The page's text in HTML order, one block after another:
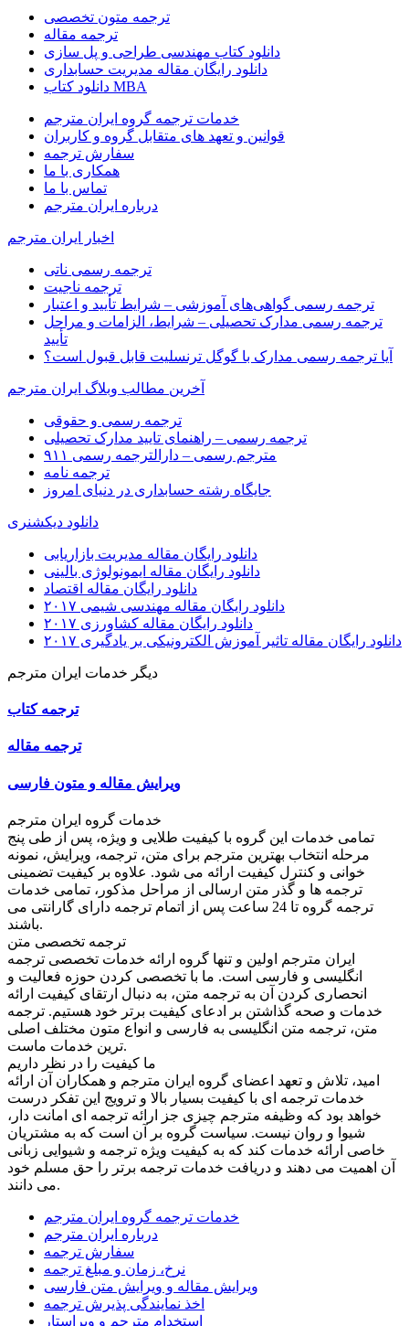
ترجمه متون تخصصی
ترجمه مقاله
دانلود کتاب مهندسی طراحی و پل سازی
دانلود رایگان مقاله مدیریت حسابداری
دانلود کتاب MBA
خدمات ترجمه گروه ایران مترجم
قوانین و تعهد های متقابل گروه و کاربران
سفارش ترجمه
همکاری با ما
تماس با ما
درباره ایران مترجم
اخبار ایران مترجم
ترجمه رسمی ناتی
ترجمه ناجیت
ترجمه رسمی گواهی‌های آموزشی – شرایط تأیید و اعتبار
ترجمه رسمی مدارک تحصیلی – شرایط، الزامات و مراحل
تأیید
آیا ترجمه رسمی مدارک با گوگل ترنسلیت قابل قبول است؟
آخرین مطالب وبلاگ ایران مترجم
ترجمه رسمی و حقوقی
ترجمه رسمی – راهنمای تایید مدارک تحصیلی
مترجم رسمی – دارالترجمه رسمی ۹۱۱
ترجمه نامه
جایگاه رشته حسابداری در دنیای امروز
دانلود دیکشنری
دانلود رایگان مقاله مدیریت بازاریابی
دانلود رایگان مقاله ایمونولوژی بالینی
دانلود رایگان مقاله اقتصاد
دانلود رایگان مقاله مهندسی شیمی ۲۰۱۷
دانلود رایگان مقاله کشاورزی ۲۰۱۷
دانلود رایگان مقاله تاثیر آموزش الکترونیکی بر یادگیری ۲۰۱۷
دیگر خدمات ایران مترجم
ترجمه کتاب
ترجمه مقاله
ویرایش مقاله و متون فارسی
خدمات گروه ایران مترجم
تمامی خدمات این گروه با کیفیت طلایی و ویژه، پس از طی پنج
مرحله انتخاب بهترین مترجم برای متن، ترجمه، ویرایش، نمونه
خوانی و کنترل کیفیت ارائه می شود. علاوه بر کیفیت تضمینی
ترجمه ها و گذر متن ارسالی از مراحل مذکور، تمامی خدمات
ترجمه گروه تا 24 ساعت پس از اتمام ترجمه دارای گارانتی می
باشند.
ترجمه تخصصی متن
ایران مترجم اولین و تنها گروه ارائه خدمات تخصصی ترجمه
انگلیسی و فارسی است. ما با تخصصی کردن حوزه فعالیت و
انحصاری کردن آن به ترجمه متن، به دنبال ارتقای کیفیت ارائه
خدمات و صحه گذاشتن بر ادعای کیفیت برتر خود هستیم. ترجمه
متن، ترجمه متن انگلیسی به فارسی و انواع متون مختلف اصلی
ترین خدمات ماست.
ما کیفیت را در نظر داریم
امید، تلاش و تعهد اعضای گروه ایران مترجم و همکاران آن ارائه
خدمات ترجمه ای با کیفیت بسیار بالا و ترویج این تفکر درست
خواهد بود که وظیفه مترجم چیزی جز ارائه ترجمه ای امانت دار،
شیوا و روان نیست. سیاست گروه بر آن است که به مشتریان
خاصی ارائه خدمات کند که به کیفیت ویژه ترجمه و شیوایی زبانی
آن اهمیت می دهند و دریافت خدمات ترجمه برتر را حق مسلم خود
می دانند.
خدمات ترجمه گروه ایران مترجم
درباره ایران مترجم
سفارش ترجمه
نرخ، زمان و مبلغ ترجمه
ویرایش مقاله و ویرایش متن فارسی
اخذ نمایندگی پذیرش ترجمه
استخدام مترجم و ویراستار